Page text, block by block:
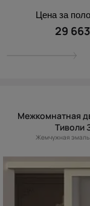
Цена за
29
Межкомнатная
Тиволи
Жемчужная эмаль